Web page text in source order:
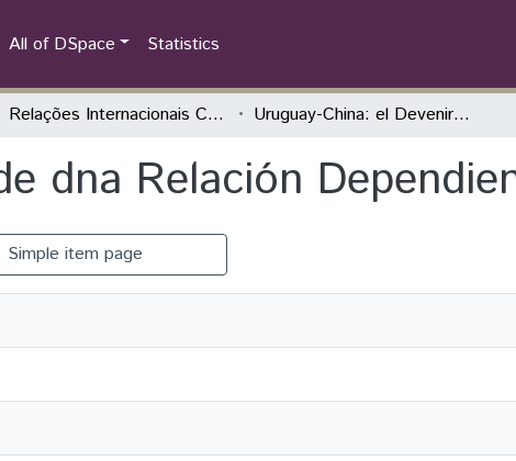
All of DSpace Statistics
Relações Internacionais Contemporâneas Uruguay-China: el Devenir de dna Relación Dependiente
dna Relación
Simple item page